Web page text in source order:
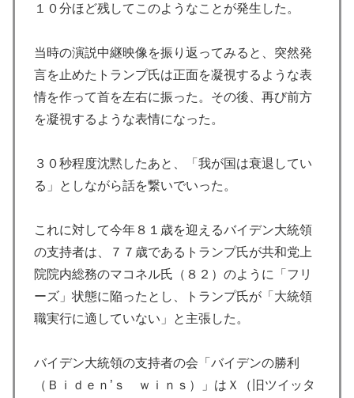
１０分ほど残してこのようなことが発生した。
当時の演説中継映像を振り返ってみると、突然発
言を止めたトランプ氏は正面を凝視するような表
情を作って首を左右に振った。その後、再び前方
を凝視するような表情になった。
３０秒程度沈黙したあと、「我が国は衰退してい
る」としながら話を繋いでいった。
これに対して今年８１歳を迎えるバイデン大統領
の支持者は、７７歳であるトランプ氏が共和党上
院院内総務のマコネル氏（８２）のように「フリ
ーズ」状態に陥ったとし、トランプ氏が「大統領
職実行に適していない」と主張した。
バイデン大統領の支持者の会「バイデンの勝利
（Ｂｉｄｅｎ’ｓ ｗｉｎｓ）」はＸ（旧ツイッタ